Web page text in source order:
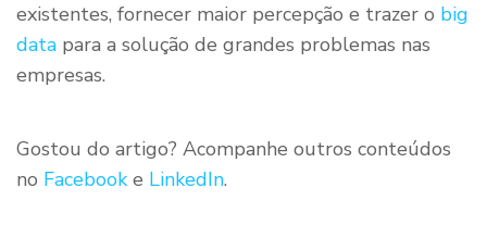
existentes, fornecer maior percepção e trazer o big
data para a solução de grandes problemas nas
empresas.
Gostou do artigo? Acompanhe outros conteúdos
no Facebook e LinkedIn.